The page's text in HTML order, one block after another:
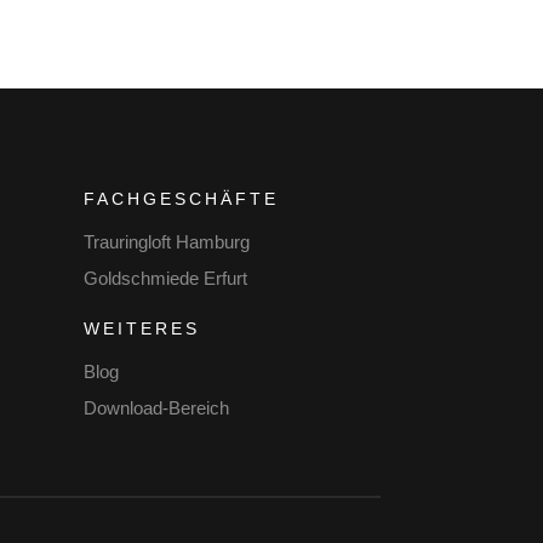
FACHGESCHÄFTE
Trauringloft Hamburg
Goldschmiede Erfurt
WEITERES
Blog
Download-Bereich